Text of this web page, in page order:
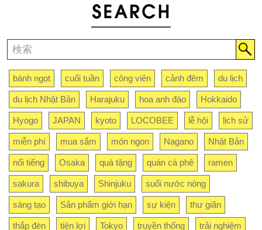
bánh ngọt cuối tuần công viên cảnh đêm du lịch
du lịch Nhật Bản Harajuku hoa anh đào Hokkaido
Hyogo JAPAN kyoto LOCOBEE lễ hội lịch sử
miễn phí mua sắm món ngon Nagano Nhật Bản
nổi tiếng Osaka quà tặng quán cà phê ramen
sakura shibuya Shinjuku suối nước nóng
sáng tạo Sản phẩm giới hạn sự kiện thư giãn
thắp đèn tiện lợi Tokyo truyền thống trải nghiệm